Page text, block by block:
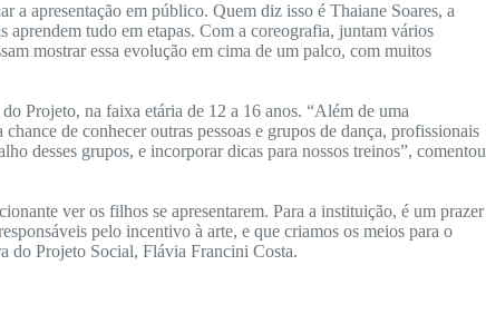
a apresentação em público. Quem diz isso é Thaiane Soares, a
aprendem tudo em etapas. Com a coreografia, juntam vários
mostrar essa evolução em cima de um palco, com muitos
Projeto, na faixa etária de 12 a 16 anos. “Além de uma
de conhecer outras pessoas e grupos de dança, profissionais
desses grupos, e incorporar dicas para nossos treinos”, comentou
ver os filhos se apresentarem. Para a instituição, é um prazer
pelo incentivo à arte, e que criamos os meios para o
do Projeto Social, Flávia Francini Costa.